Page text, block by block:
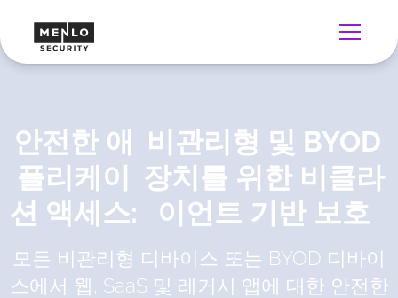
안전한 애
플리케이
션 액세스:
비관리형 및 BYOD
장치를 위한 비클라
이언트 기반 보호
모든 비관리형 디바이스 또는 BYOD 디바이
스에서 웹, SaaS 및 레거시 앱에 대한 안전한